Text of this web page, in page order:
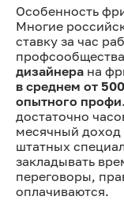
Особенность
Многие
ставку за час
дизайнера на
в среднем от
опытного профи
достаточно
месячный
штатных
закладывать
переговоры,
оплачиваются.